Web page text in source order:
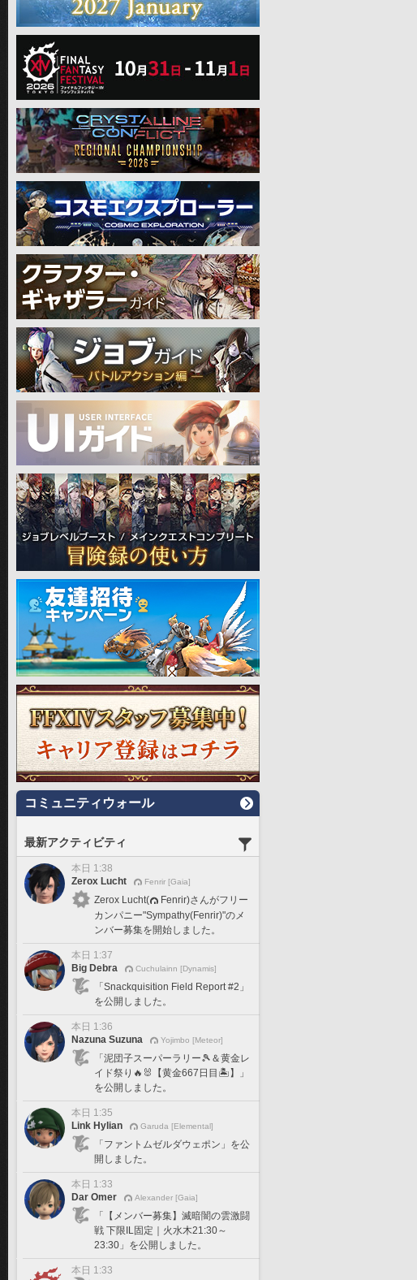
コミュニティウォール
最新アクティビティ
本日 1:38
Zerox Lucht
Fenrir [Gaia]
Zerox Lucht(
Fenrir)さんがフリー
カンパニー"Sympathy(Fenrir)"のメ
ンバー募集を開始しました。
本日 1:37
Big Debra
Cuchulainn [Dynamis]
「Snackquisition Field Report #2」
を公開しました。
本日 1:36
Nazuna Suzuna
Yojimbo [Meteor]
「泥団子スーパーラリー🎾＆黄金レ
イド祭り🔥🐰【黄金667日目🏝️】」
を公開しました。
本日 1:35
Link Hylian
Garuda [Elemental]
「ファントムゼルダウェポン」を公
開しました。
本日 1:33
Dar Omer
Alexander [Gaia]
「【メンバー募集】滅暗闇の雲激闘
戦 下限IL固定｜火水木21:30～
23:30」を公開しました。
本日 1:33